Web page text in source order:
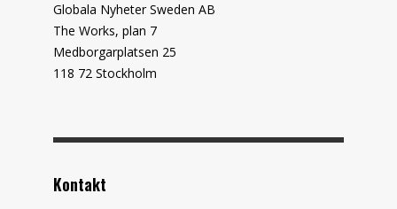
Globala Nyheter Sweden AB
The Works, plan 7
Medborgarplatsen 25
118 72 Stockholm
Kontakt